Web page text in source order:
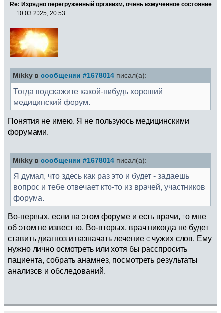
Re: Изрядно перегруженный организм, очень измученное состояние
10.03.2025, 20:53
Mikky в сообщении #1678014 писал(а):
Тогда подскажите какой-нибудь хороший
медицинский форум.
Понятия не имею. Я не пользуюсь медицинскими
форумами.
Mikky в сообщении #1678014 писал(а):
Я думал, что здесь как раз это и будет - задаешь
вопрос и тебе отвечает кто-то из врачей, участников
форума.
Во-первых, если на этом форуме и есть врачи, то мне
об этом не известно. Во-вторых, врач никогда не будет
ставить диагноз и назначать лечение с чужих слов. Ему
нужно лично осмотреть или хотя бы расспросить
пациента, собрать анамнез, посмотреть результаты
анализов и обследований.